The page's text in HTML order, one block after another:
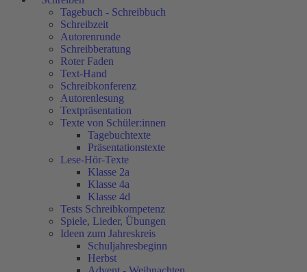
Tagebuch - Schreibbuch
Schreibzeit
Autorenrunde
Schreibberatung
Roter Faden
Text-Hand
Schreibkonferenz
Autorenlesung
Textpräsentation
Texte von Schüler:innen
Tagebuchtexte
Präsentationstexte
Lese-Hör-Texte
Klasse 2a
Klasse 4a
Klasse 4d
Tests Schreibkompetenz
Spiele, Lieder, Übungen
Ideen zum Jahreskreis
Schuljahresbeginn
Herbst